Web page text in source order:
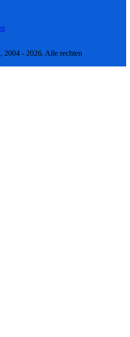
- 2026. Alle rechten